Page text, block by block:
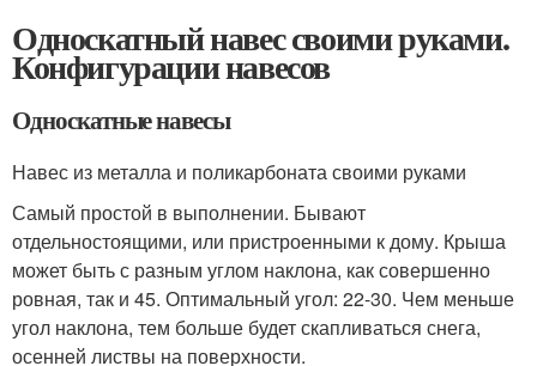
Односкатный навес своими руками.
Конфигурации навесов
Односкатные навесы
Навес из металла и поликарбоната своими руками
Самый простой в выполнении. Бывают
отдельностоящими, или пристроенными к дому. Крыша
может быть с разным углом наклона, как совершенно
ровная, так и 45. Оптимальный угол: 22-30. Чем меньше
угол наклона, тем больше будет скапливаться снега,
осенней листвы на поверхности.